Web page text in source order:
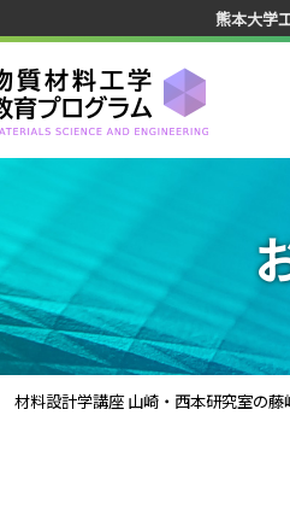
熊本大学
材料設計学講座 山崎・西本研究室の藤